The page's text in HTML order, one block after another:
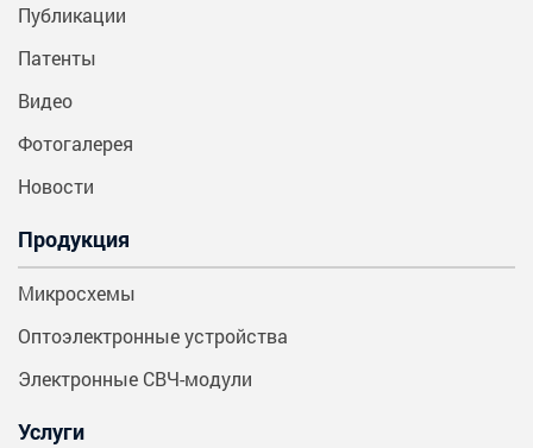
Публикации
Патенты
Видео
Фотогалерея
Новости
Продукция
Микросхемы
Оптоэлектронные устройства
Электронные СВЧ-модули
Услуги